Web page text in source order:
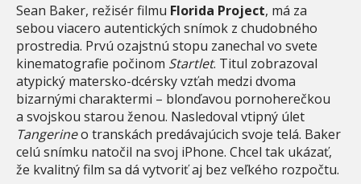
Sean Baker, režisér filmu Florida Project, má za
sebou viacero autentických snímok z chudobného
prostredia. Prvú ozajstnú stopu zanechal vo svete
kinematografie počinom Startlet. Titul zobrazoval
atypický matersko-dcérsky vzťah medzi dvoma
bizarnými charaktermi – blonďavou pornoherečkou
a svojskou starou ženou. Nasledoval vtipný úlet
Tangerineo transkách predávajúcich svoje telá. Baker
celú snímku natočil na svoj iPhone. Chcel tak ukázať,
že kvalitný film sa dá vytvoriť aj bez veľkého rozpočtu.